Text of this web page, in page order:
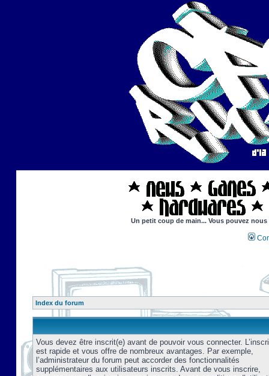
Un petit coup de main... Vous pouvez
Index du forum
Vous devez être inscrit(e) avant de pouvoir vous connecter.
est rapide et vous offre de nombreux avantages. Par exemple,
l’administrateur du forum peut accorder des fonctionnalités
supplémentaires aux utilisateurs inscrits. Avant de vous inscrire,